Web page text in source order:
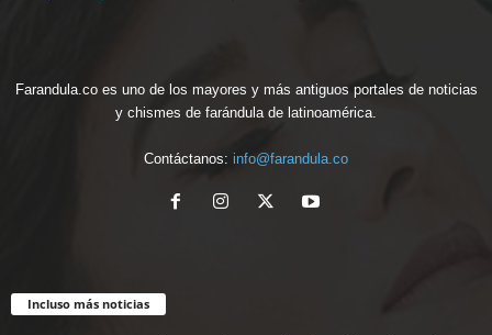
Farandula.co es uno de los mayores y más antiguos portales de noticias
y chismes de farándula de latinoamérica.
Contáctanos: info@farandula.co
Incluso más noticias